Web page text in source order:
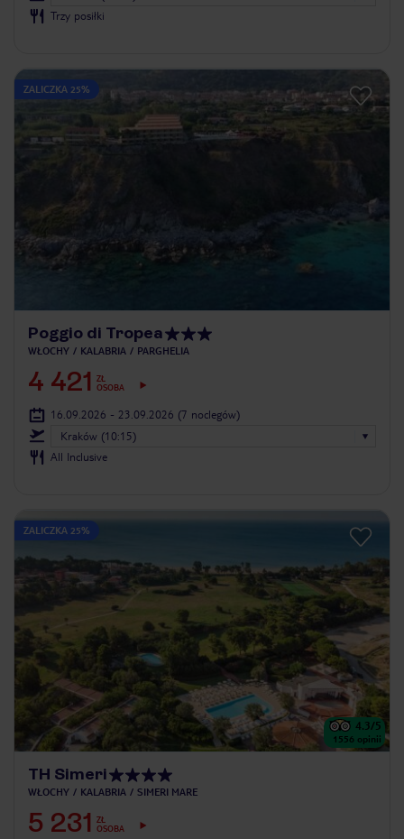
Trzy posiłki
ZALICZKA 25%
Poggio di Tropea
WŁOCHY KALABRIA PARGHELIA
4 421
ZŁ
OSOBA
16.09.2026 - 23.09.2026 (7 noclegów)
Kraków (10:15)
All Inclusive
ZALICZKA 25%
4.3/5
1556 opinii
TH Simeri
WŁOCHY KALABRIA SIMERI MARE
5 231
ZŁ
OSOBA